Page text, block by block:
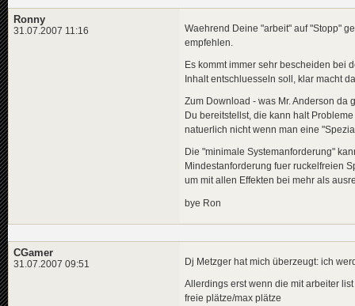
Ronny
31.07.2007 11:16
Waehrend Deine "arbeit" auf "Stopp"
empfehlen.
Es kommt immer sehr bescheiden bei
Inhalt entschluesseln soll, klar macht
Zum Download - was Mr. Anderson da
Du bereitstellst, die kann halt
natuerlich nicht wenn man eine
Die "minimale Systemanforderung"
Mindestanforderung fuer ruckelfreien
um mit allen Effekten bei mehr als
bye Ron
CGamer
31.07.2007 09:51 Dj Metzger hat mich überzeugt: ich
Allerdings erst wenn die mit arbeiter
freie plätze/max plätze